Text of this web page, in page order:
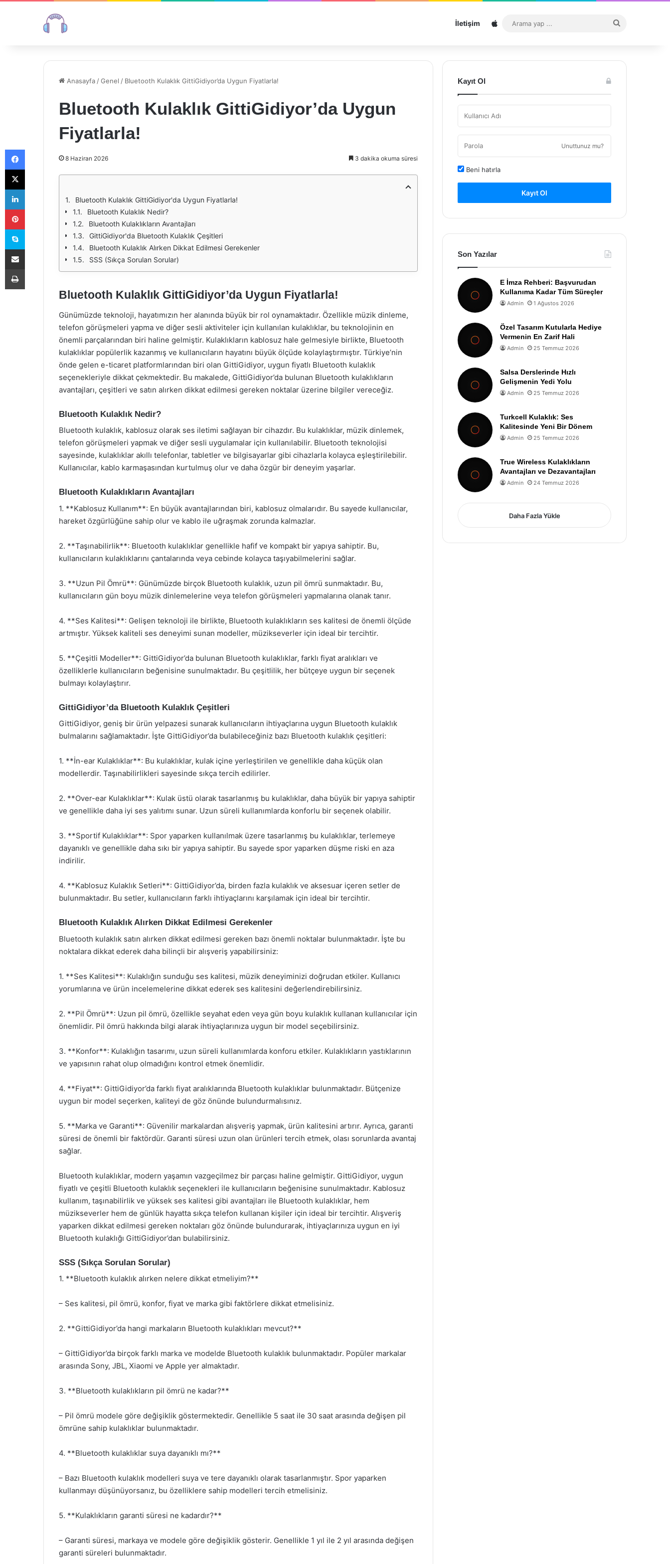
İletişim Sitemap
...
Anasayfa /Genel / Bluetooth Kulaklık GittiGidiyor’da Uygun Fiyatlarla!
Bluetooth Kulaklık GittiGidiyor’da Uygun
Fiyatlarla!
8 Haziran 2026 3 dakika okuma süresi
Bluetooth Kulaklık GittiGidiyor'da Uygun Fiyatlarla!
Bluetooth Kulaklık Nedir?
Bluetooth Kulaklıkların Avantajları
GittiGidiyor'da Bluetooth Kulaklık Çeşitleri
Bluetooth Kulaklık Alırken Dikkat Edilmesi Gerekenler
SSS (Sıkça Sorulan Sorular)
Bluetooth Kulaklık GittiGidiyor’da Uygun Fiyatlarla!
Günümüzde teknoloji, hayatımızın her alanında büyük bir rol oynamaktadır. Özellikle müzik dinleme,
telefon görüşmeleri yapma ve diğer sesli aktiviteler için kullanılan kulaklıklar, bu teknolojinin en
önemli parçalarından biri haline gelmiştir. Kulaklıkların kablosuz hale gelmesiyle birlikte, Bluetooth
kulaklıklar popülerlik kazanmış ve kullanıcıların hayatını büyük ölçüde kolaylaştırmıştır. Türkiye’nin
önde gelen e-ticaret platformlarından biri olan GittiGidiyor, uygun fiyatlı Bluetooth kulaklık
seçenekleriyle dikkat çekmektedir. Bu makalede, GittiGidiyor’da bulunan Bluetooth kulaklıkların
avantajları, çeşitleri ve satın alırken dikkat edilmesi gereken noktalar üzerine bilgiler vereceğiz.
Bluetooth Kulaklık Nedir?
Bluetooth kulaklık, kablosuz olarak ses iletimi sağlayan bir cihazdır. Bu kulaklıklar, müzik dinlemek,
telefon görüşmeleri yapmak ve diğer sesli uygulamalar için kullanılabilir. Bluetooth teknolojisi
sayesinde, kulaklıklar akıllı telefonlar, tabletler ve bilgisayarlar gibi cihazlarla kolayca eşleştirilebilir.
Kullanıcılar, kablo karmaşasından kurtulmuş olur ve daha özgür bir deneyim yaşarlar.
Bluetooth Kulaklıkların Avantajları
1. **Kablosuz Kullanım**: En büyük avantajlarından biri, kablosuz olmalarıdır. Bu sayede kullanıcılar,
hareket özgürlüğüne sahip olur ve kablo ile uğraşmak zorunda kalmazlar.
2. **Taşınabilirlik**: Bluetooth kulaklıklar genellikle hafif ve kompakt bir yapıya sahiptir. Bu,
kullanıcıların kulaklıklarını çantalarında veya cebinde kolayca taşıyabilmelerini sağlar.
3. **Uzun Pil Ömrü**: Günümüzde birçok Bluetooth kulaklık, uzun pil ömrü sunmaktadır. Bu,
kullanıcıların gün boyu müzik dinlemelerine veya telefon görüşmeleri yapmalarına olanak tanır.
4. **Ses Kalitesi**: Gelişen teknoloji ile birlikte, Bluetooth kulaklıkların ses kalitesi de önemli ölçüde
artmıştır. Yüksek kaliteli ses deneyimi sunan modeller, müzikseverler için ideal bir tercihtir.
5. **Çeşitli Modeller**: GittiGidiyor’da bulunan Bluetooth kulaklıklar, farklı fiyat aralıkları ve
özelliklerle kullanıcıların beğenisine sunulmaktadır. Bu çeşitlilik, her bütçeye uygun bir seçenek
bulmayı kolaylaştırır.
GittiGidiyor’da Bluetooth Kulaklık Çeşitleri
GittiGidiyor, geniş bir ürün yelpazesi sunarak kullanıcıların ihtiyaçlarına uygun Bluetooth kulaklık
bulmalarını sağlamaktadır. İşte GittiGidiyor’da bulabileceğiniz bazı Bluetooth kulaklık çeşitleri:
1. **İn-ear Kulaklıklar**: Bu kulaklıklar, kulak içine yerleştirilen ve genellikle daha küçük olan
modellerdir. Taşınabilirlikleri sayesinde sıkça tercih edilirler.
2. **Over-ear Kulaklıklar**: Kulak üstü olarak tasarlanmış bu kulaklıklar, daha büyük bir yapıya sahiptir
ve genellikle daha iyi ses yalıtımı sunar. Uzun süreli kullanımlarda konforlu bir seçenek olabilir.
3. **Sportif Kulaklıklar**: Spor yaparken kullanılmak üzere tasarlanmış bu kulaklıklar, terlemeye
dayanıklı ve genellikle daha sıkı bir yapıya sahiptir. Bu sayede spor yaparken düşme riski en aza
indirilir.
4. **Kablosuz Kulaklık Setleri**: GittiGidiyor’da, birden fazla kulaklık ve aksesuar içeren setler de
bulunmaktadır. Bu setler, kullanıcıların farklı ihtiyaçlarını karşılamak için ideal bir tercihtir.
Bluetooth Kulaklık Alırken Dikkat Edilmesi Gerekenler
Bluetooth kulaklık satın alırken dikkat edilmesi gereken bazı önemli noktalar bulunmaktadır. İşte bu
noktalara dikkat ederek daha bilinçli bir alışveriş yapabilirsiniz:
1. **Ses Kalitesi**: Kulaklığın sunduğu ses kalitesi, müzik deneyiminizi doğrudan etkiler. Kullanıcı
yorumlarına ve ürün incelemelerine dikkat ederek ses kalitesini değerlendirebilirsiniz.
2. **Pil Ömrü**: Uzun pil ömrü, özellikle seyahat eden veya gün boyu kulaklık kullanan kullanıcılar için
önemlidir. Pil ömrü hakkında bilgi alarak ihtiyaçlarınıza uygun bir model seçebilirsiniz.
3. **Konfor**: Kulaklığın tasarımı, uzun süreli kullanımlarda konforu etkiler. Kulaklıkların yastıklarının
ve yapısının rahat olup olmadığını kontrol etmek önemlidir.
4. **Fiyat**: GittiGidiyor’da farklı fiyat aralıklarında Bluetooth kulaklıklar bulunmaktadır. Bütçenize
uygun bir model seçerken, kaliteyi de göz önünde bulundurmalısınız.
5. **Marka ve Garanti**: Güvenilir markalardan alışveriş yapmak, ürün kalitesini artırır. Ayrıca, garanti
süresi de önemli bir faktördür. Garanti süresi uzun olan ürünleri tercih etmek, olası sorunlarda avantaj
sağlar.
Bluetooth kulaklıklar, modern yaşamın vazgeçilmez bir parçası haline gelmiştir. GittiGidiyor, uygun
fiyatlı ve çeşitli Bluetooth kulaklık seçenekleri ile kullanıcıların beğenisine sunulmaktadır. Kablosuz
kullanım, taşınabilirlik ve yüksek ses kalitesi gibi avantajları ile Bluetooth kulaklıklar, hem
müzikseverler hem de günlük hayatta sıkça telefon kullanan kişiler için ideal bir tercihtir. Alışveriş
yaparken dikkat edilmesi gereken noktaları göz önünde bulundurarak, ihtiyaçlarınıza uygun en iyi
Bluetooth kulaklığı GittiGidiyor’dan bulabilirsiniz.
SSS (Sıkça Sorulan Sorular)
1. **Bluetooth kulaklık alırken nelere dikkat etmeliyim?**
– Ses kalitesi, pil ömrü, konfor, fiyat ve marka gibi faktörlere dikkat etmelisiniz.
2. **GittiGidiyor’da hangi markaların Bluetooth kulaklıkları mevcut?**
– GittiGidiyor’da birçok farklı marka ve modelde Bluetooth kulaklık bulunmaktadır. Popüler markalar
arasında Sony, JBL, Xiaomi ve Apple yer almaktadır.
3. **Bluetooth kulaklıkların pil ömrü ne kadar?**
– Pil ömrü modele göre değişiklik göstermektedir. Genellikle 5 saat ile 30 saat arasında değişen pil
ömrüne sahip kulaklıklar bulunmaktadır.
4. **Bluetooth kulaklıklar suya dayanıklı mı?**
– Bazı Bluetooth kulaklık modelleri suya ve tere dayanıklı olarak tasarlanmıştır. Spor yaparken
kullanmayı düşünüyorsanız, bu özelliklere sahip modelleri tercih etmelisiniz.
5. **Kulaklıkların garanti süresi ne kadardır?**
– Garanti süresi, markaya ve modele göre değişiklik gösterir. Genellikle 1 yıl ile 2 yıl arasında değişen
garanti süreleri bulunmaktadır.
Kayıt Ol
Unuttunuz mu?
Beni hatırla
Kayıt Ol
Son Yazılar
E İmza Rehberi: Başvurudan
Kullanıma Kadar Tüm Süreçler
Admin 1 Ağustos 2026
Özel Tasarım Kutularla Hediye
Vermenin En Zarif Hali
Admin 25 Temmuz 2026
Salsa Derslerinde Hızlı
Gelişmenin Yedi Yolu
Admin 25 Temmuz 2026
Turkcell Kulaklık: Ses
Kalitesinde Yeni Bir Dönem
Admin 25 Temmuz 2026
True Wireless Kulaklıkların
Avantajları ve Dezavantajları
Admin 24 Temmuz 2026
Daha Fazla Yükle
Facebook
X
LinkedIn
Pinterest
Skype
E-Posta ile paylaş